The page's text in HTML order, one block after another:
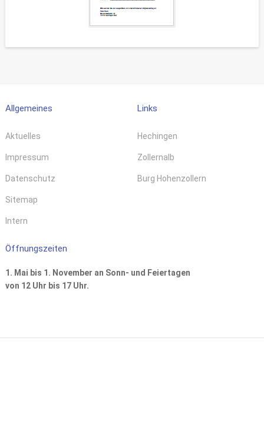
Allgemeines
Aktuelles
Impressum
Datenschutz
Sitemap
Intern
Links
Hechingen
Zollernalb
Burg Hohenzollern
Öffnungszeiten
1. Mai bis 1. November an Sonn- und Feiertagen
von 12 Uhr bis 17 Uhr.